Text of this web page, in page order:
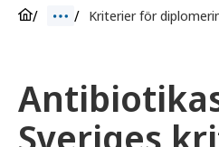
Kriterier för